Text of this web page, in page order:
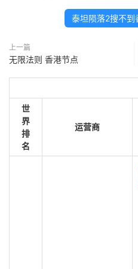
泰坦陨落2搜不到
上一篇
无限法则 香港节点
世
界
排
名
运营商